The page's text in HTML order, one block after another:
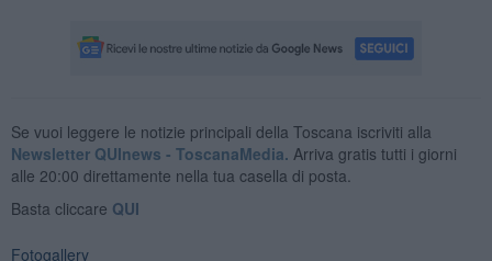
Se vuoi leggere le notizie principali della Toscana iscriviti alla
Newsletter QUInews - ToscanaMedia. Arriva gratis tutti i giorni
alle 20:00 direttamente nella tua casella di posta.
Basta cliccare QUI
Fotogallery